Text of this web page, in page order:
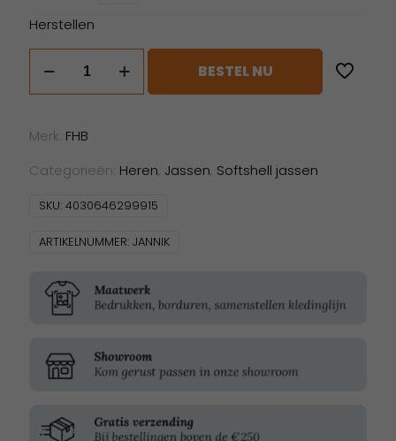
Herstellen
aantal
BESTEL NU
Merk: FHB
Categorieën: Heren, Jassen, Softshell jassen
SKU: 4030646299915
ARTIKELNUMMER: JANNIK